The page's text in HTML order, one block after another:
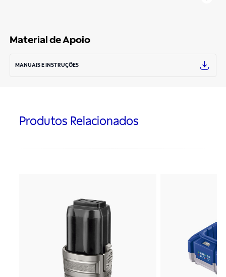
Material de Apoio
MANUAIS E INSTRUÇÕES
Produtos Relacionados